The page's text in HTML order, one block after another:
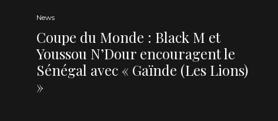
News
Coupe du Monde : Black M et
Youssou N’Dour encouragent le
Sénégal avec « Gaïnde (Les Lions)
»